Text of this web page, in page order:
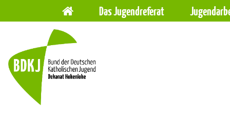
Navigation
überspringen
Das Jugendreferat